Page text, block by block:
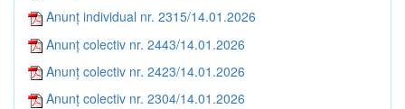
Anunț individual nr. 2315/14.01.2026
Anunț colectiv nr. 2443/14.01.2026
Anunț colectiv nr. 2423/14.01.2026
Anunț colectiv nr. 2304/14.01.2026